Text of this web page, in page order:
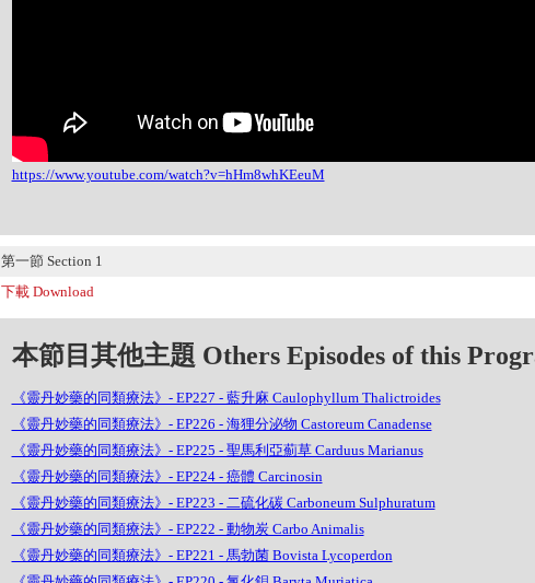
https://www.youtube.com/watch?v=hHm8whKEeuM
第一節 Section 1
下載 Download
本節目其他主題 Others Episodes of this
《靈丹妙藥的同類療法》- EP227 - 藍升麻 Caulophyllum Thalictroides
《靈丹妙藥的同類療法》- EP226 - 海狸分泌物 Castoreum Canadense
《靈丹妙藥的同類療法》- EP225 - 聖馬利亞薊草 Carduus Marianus
《靈丹妙藥的同類療法》- EP224 - 癌體 Carcinosin
《靈丹妙藥的同類療法》- EP223 - 二硫化碳 Carboneum Sulphuratum
《靈丹妙藥的同類療法》- EP222 - 動物炭 Carbo Animalis
《靈丹妙藥的同類療法》- EP221 - 馬勃菌 Bovista Lycoperdon